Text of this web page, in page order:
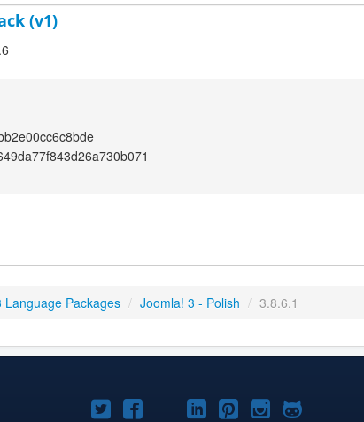
(v1)
Language Packages / Joomla! 3 - Polish / 3.8.6.1
Joomla!Joomla!Joomla!
Joomla!Joomla!
Joomla!Joomla!